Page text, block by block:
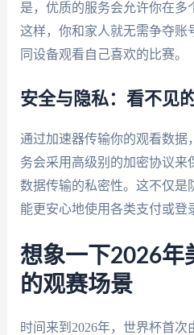
是，优质的服务会允许你在多
这样，你和家人就无需争夺账
同设备观看自己喜欢的比赛。
安全与隐私：看不见
通过加速器传输你的观看数据
务会采用高级别的加密协议来
数据传输的私密性。这不仅是
能更安心地使用各类支付或登
想象一下2026年
的观赛场景
时间来到2026年，世界杯首